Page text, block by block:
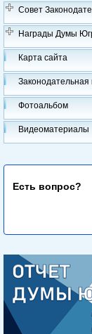
Совет
Награды Думы
Карта сайта
Законодательная
Фотоальбом
Видеоматериалы
Есть вопрос?